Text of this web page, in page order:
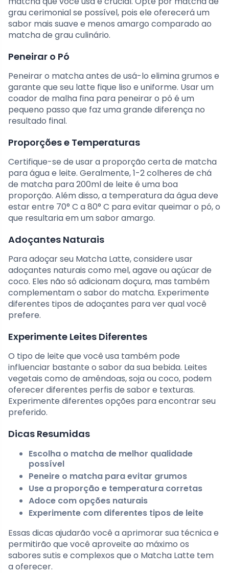
grau cerimonial se possível, pois ele oferecerá um
sabor mais suave e menos amargo comparado ao
matcha de grau culinário.
Peneirar o Pó
Peneirar o matcha antes de usá-lo elimina grumos e
garante que seu latte fique liso e uniforme. Usar um
coador de malha fina para peneirar o pó é um
pequeno passo que faz uma grande diferença no
resultado final.
Proporções e Temperaturas
Certifique-se de usar a proporção certa de matcha
para água e leite. Geralmente, 1-2 colheres de chá
de matcha para 200ml de leite é uma boa
proporção. Além disso, a temperatura da água deve
estar entre 70° C a 80° C para evitar queimar o pó, o
que resultaria em um sabor amargo.
Adoçantes Naturais
Para adoçar seu Matcha Latte, considere usar
adoçantes naturais como mel, agave ou açúcar de
coco. Eles não só adicionam doçura, mas também
complementam o sabor do matcha. Experimente
diferentes tipos de adoçantes para ver qual você
prefere.
Experimente Leites Diferentes
O tipo de leite que você usa também pode
influenciar bastante o sabor da sua bebida. Leites
vegetais como de amêndoas, soja ou coco, podem
oferecer diferentes perfis de sabor e texturas.
Experimente diferentes opções para encontrar seu
preferido.
Dicas Resumidas
Escolha o matcha de melhor qualidade
possível
Peneire o matcha para evitar grumos
Use a proporção e temperatura corretas
Adoce com opções naturais
Experimente com diferentes tipos de leite
Essas dicas ajudarão você a aprimorar sua técnica e
permitirão que você aproveite ao máximo os
sabores sutis e complexos que o Matcha Latte tem
a oferecer.